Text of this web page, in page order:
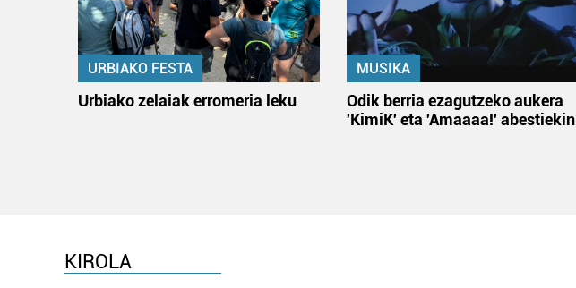
URBIAKO FESTA
Urbiako zelaiak erromeria leku
MUSIKA
Odik berria ezagutzeko aukera
'KimiK' eta 'Amaaaa!' abestiekin
KIROLA